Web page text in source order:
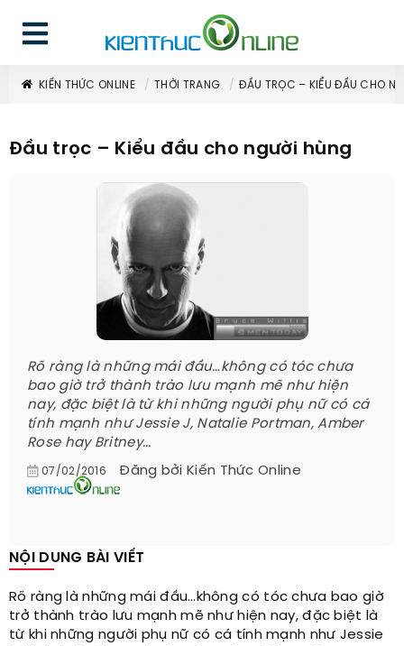
KIẾN THỨC ONLINE THỜI TRANG ĐẦU TRỌC – KIỂU ĐẦU CHO
Đầu trọc – Kiểu đầu cho người hùng
Rõ ràng là những mái đầu…không có tóc chưa
bao giờ trở thành trào lưu mạnh mẽ như hiện
nay, đặc biệt là từ khi những người phụ nữ có cá
tính mạnh như Jessie J, Natalie Portman, Amber
Rose hay Britney...
07/02/2016 Đăng bởi Kiến Thức Online
NỘI DUNG BÀI VIẾT
Rõ ràng là những mái đầu…không có tóc chưa bao giờ
trở thành trào lưu mạnh mẽ như hiện nay, đặc biệt là
từ khi những người phụ nữ có cá tính mạnh như Jessie